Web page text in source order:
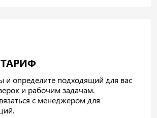
и определите подходящий для вас
и рабочим задачам.
с менеджером для